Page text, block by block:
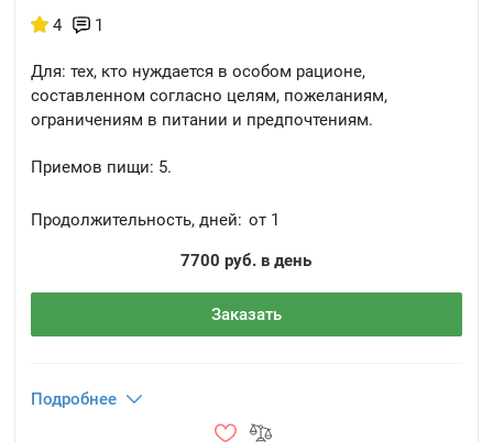
4 1
Для: тех, кто нуждается в особом рационе,
составленном согласно целям, пожеланиям,
ограничениям в питании и предпочтениям.
Приемов пищи: 5.
Продолжительность, дней: от 1
7700 руб. в день
Заказать
Подробнее